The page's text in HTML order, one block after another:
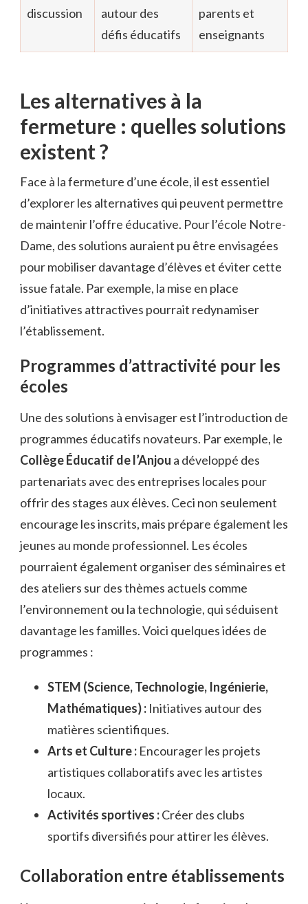
discussion
autour des
défis éducatifs
parents et
enseignants
Les alternatives à la
fermeture : quelles solutions
existent ?
Face à la fermeture d’une école, il est essentiel
d’explorer les alternatives qui peuvent permettre
de maintenir l’offre éducative. Pour l’école Notre-
Dame, des solutions auraient pu être envisagées
pour mobiliser davantage d’élèves et éviter cette
issue fatale. Par exemple, la mise en place
d’initiatives attractives pourrait redynamiser
l’établissement.
Programmes d’attractivité pour les
écoles
Une des solutions à envisager est l’introduction de
programmes éducatifs novateurs. Par exemple, le
Collège Éducatif de l’Anjou a développé des
partenariats avec des entreprises locales pour
offrir des stages aux élèves. Ceci non seulement
encourage les inscrits, mais prépare également les
jeunes au monde professionnel. Les écoles
pourraient également organiser des séminaires et
des ateliers sur des thèmes actuels comme
l’environnement ou la technologie, qui séduisent
davantage les familles. Voici quelques idées de
programmes :
STEM (Science, Technologie, Ingénierie,
Mathématiques) : Initiatives autour des
matières scientifiques.
Arts et Culture : Encourager les projets
artistiques collaboratifs avec les artistes
locaux.
Activités sportives :Créer des clubs
sportifs diversifiés pour attirer les élèves.
Collaboration entre établissements